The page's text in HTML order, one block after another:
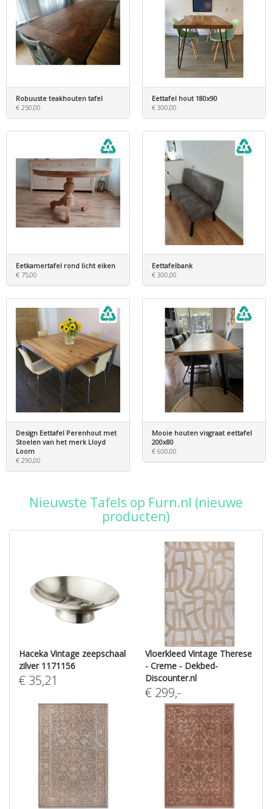
Robuuste teakhouten tafel
€ 250,00
Eettafel hout 180x90
€ 300,00
Eetkamertafel rond licht eiken
€ 75,00
Eettafelbank
€ 300,00
Design Eettafel Perenhout met
Stoelen van het merk Lloyd
Loom
€ 290,00
Mooie houten visgraat eettafel
200x80
€ 600,00
Nieuwste Tafels op Furn.nl (nieuwe
producten)
Haceka Vintage zeepschaal
zilver 1171156
€ 35,21
Vloerkleed Vintage Therese
- Creme - Dekbed-
Discounter.nl
€ 299,-